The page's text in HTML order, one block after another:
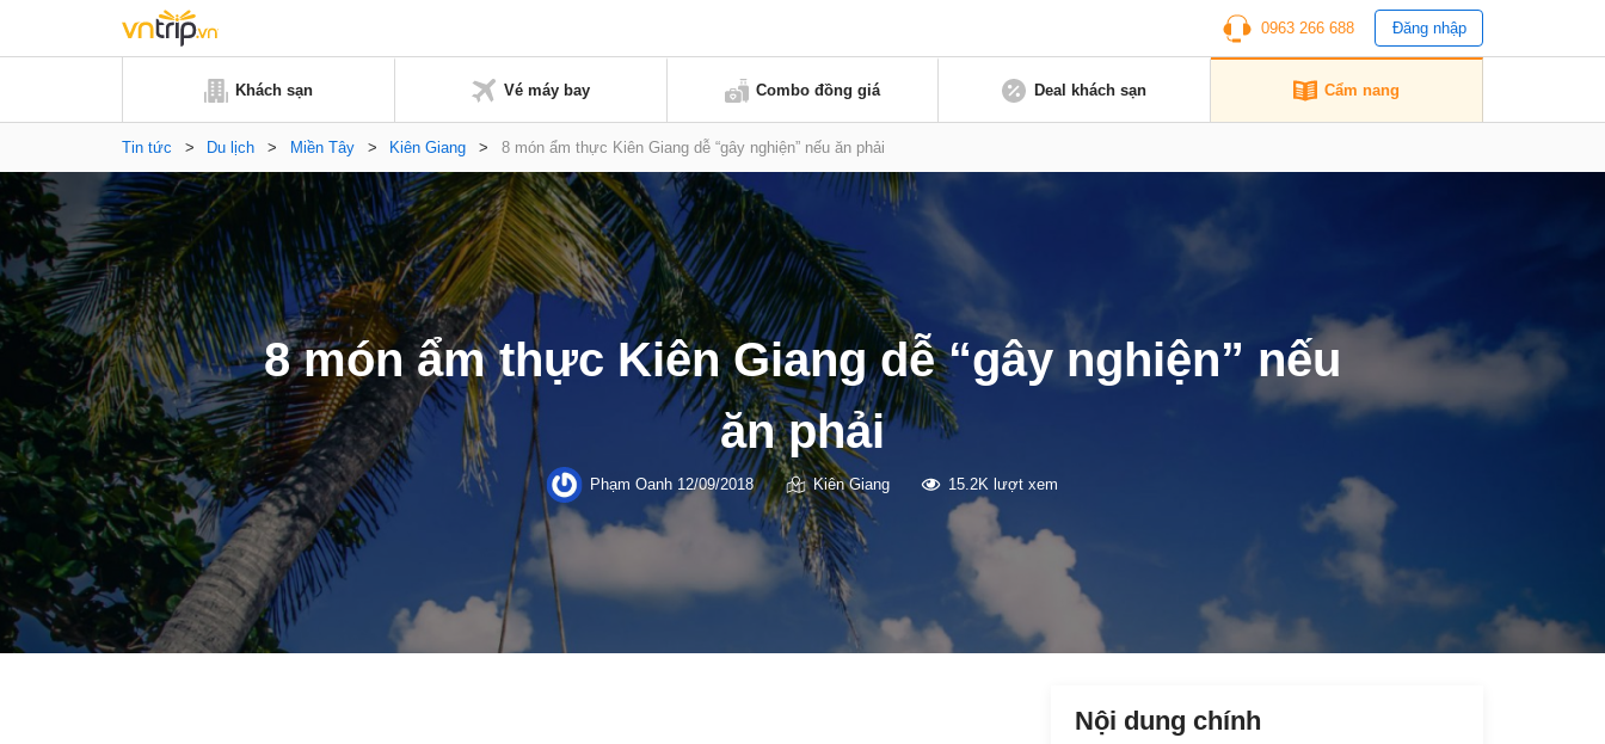
0963 266 688 Đăng nhập
Khách sạn Vé máy bay Combo đồng giá Deal khách sạn Cẩm nang
Tin tức > Du lịch > Miền Tây > Kiên Giang > 8 món ẩm thực Kiên Giang dễ “gây nghiện” nếu ăn phải
8 món ẩm thực Kiên Giang dễ “gây nghiện” nếu
ăn phải
Phạm Oanh 12/09/2018 Kiên Giang 15.2K lượt xem
Nội dung chính